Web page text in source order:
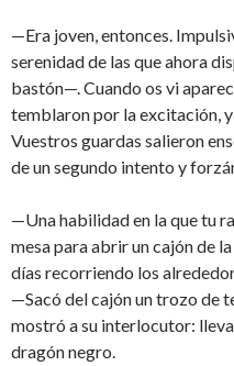
—Era joven, entonces.
serenidad de las que ahora
bastón—. Cuando os vi
temblaron por la excitación,
Vuestros guardas salieron
de un segundo intento y
—Una habilidad en la que tu
mesa para abrir un cajón de
días recorriendo los
—Sacó del cajón un trozo de
mostró a su interlocutor:
dragón negro.